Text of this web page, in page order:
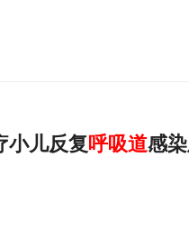
小儿反复呼吸道感